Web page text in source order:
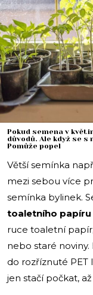
Pokud semena v
důvodů. Ale když se
Pomůže popel
Větší semínka
mezi sebou více
semínka bylinek.
toaletního
ruce toaletní
nebo staré
do rozříznuté PET
jen stačí počkat,